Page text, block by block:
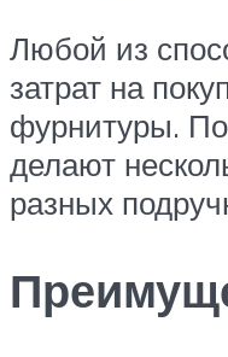
Любой из
затрат на
фурнитуры.
делают
разных